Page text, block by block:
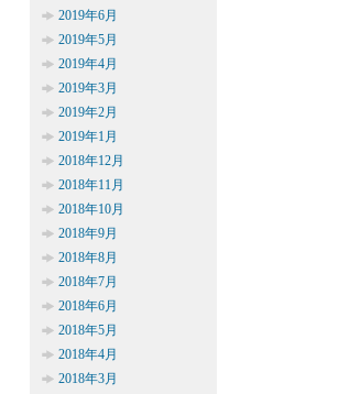
2019年6月
2019年5月
2019年4月
2019年3月
2019年2月
2019年1月
2018年12月
2018年11月
2018年10月
2018年9月
2018年8月
2018年7月
2018年6月
2018年5月
2018年4月
2018年3月